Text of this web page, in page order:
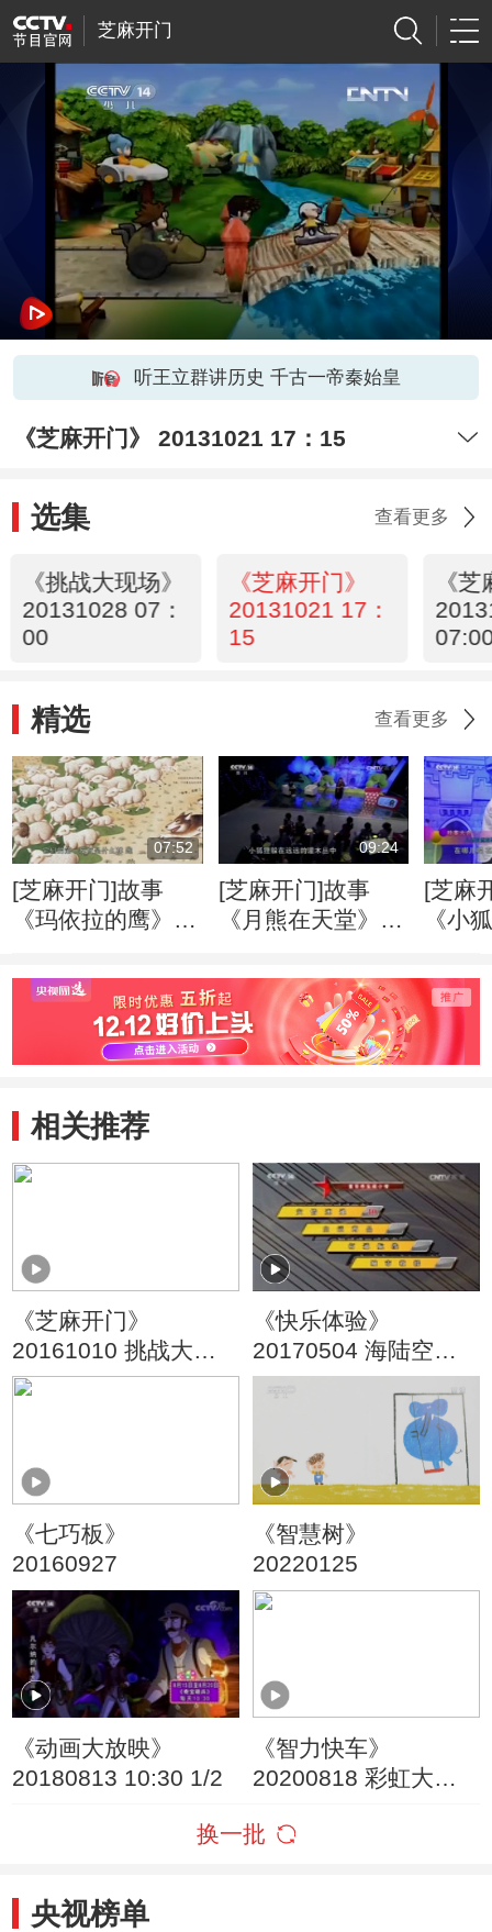
芝麻开门
听王立群讲历史 千古一帝秦始皇
《芝麻开门》 20131021 17：15
选集 查看更多
《挑战大现场》
20131028 07：
00
《芝麻开门》
20131021 17：
15
《
精选 查看更多
07:52
[芝麻开门]故事
《玛依拉的鹰》
09:24
[芝麻开门]故事
《月熊在天堂》
[芝麻
《小
相关推荐
《芝麻开门》
20161010 挑战大现
场
《快乐体验》
20170504 海陆空模
型争霸赛
《七巧板》
20160927
《智慧树》
20220125
《动画大放映》
20180813 10:30 1/2
《智力快车》
20200818 彩虹大作
换一批
央视榜单